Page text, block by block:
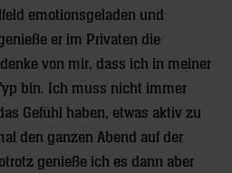
emotionsgeladen und
er im Privaten die
von mir, dass ich in meiner
bin. Ich muss nicht immer
Gefühl haben, etwas aktiv zu
den ganzen Abend auf der
genieße ich es dann aber